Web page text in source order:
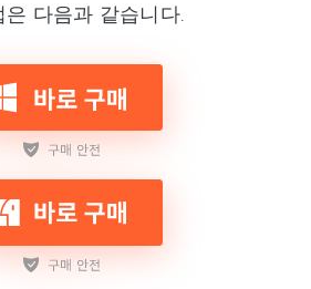
다음과 같습니다.